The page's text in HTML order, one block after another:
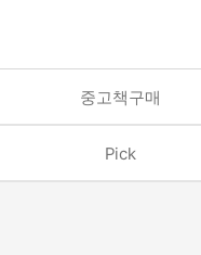
중고책구매
Pick